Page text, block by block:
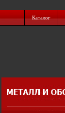
Каталог